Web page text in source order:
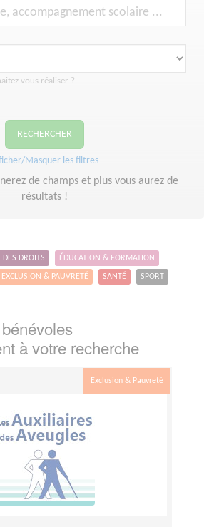
vous réaliser ?
RECHERCHER
Masquer les filtres
de champs et plus vous aurez de
résultats !
DES DROITS ÉDUCATION & FORMATION
EXCLUSION & PAUVRETÉ SANTÉ SPORT
à votre recherche
Exclusion & Pauvreté